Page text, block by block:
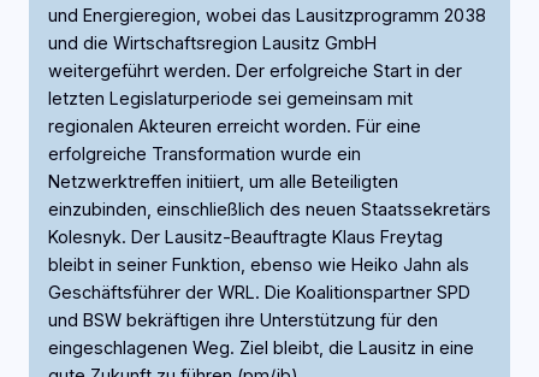
und Energieregion, wobei das Lausitzprogramm 2038
und die Wirtschaftsregion Lausitz GmbH
weitergeführt werden. Der erfolgreiche Start in der
letzten Legislaturperiode sei gemeinsam mit
regionalen Akteuren erreicht worden. Für eine
erfolgreiche Transformation wurde ein
Netzwerktreffen initiiert, um alle Beteiligten
einzubinden, einschließlich des neuen Staatssekretärs
Kolesnyk. Der Lausitz-Beauftragte Klaus Freytag
bleibt in seiner Funktion, ebenso wie Heiko Jahn als
Geschäftsführer der WRL. Die Koalitionspartner SPD
und BSW bekräftigen ihre Unterstützung für den
eingeschlagenen Weg. Ziel bleibt, die Lausitz in eine